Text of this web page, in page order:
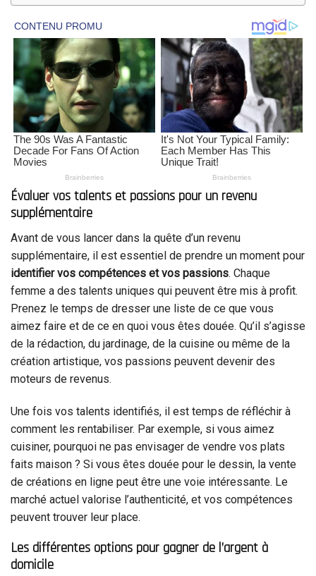
Évaluer vos talents et passions pour un revenu
supplémentaire
Avant de vous lancer dans la quête d’un revenu
supplémentaire, il est essentiel de prendre un moment pour
identifier vos compétences et vos passions. Chaque
femme a des talents uniques qui peuvent être mis à profit.
Prenez le temps de dresser une liste de ce que vous
aimez faire et de ce en quoi vous êtes douée. Qu’il s’agisse
de la rédaction, du jardinage, de la cuisine ou même de la
création artistique, vos passions peuvent devenir des
moteurs de revenus.
Une fois vos talents identifiés, il est temps de réfléchir à
comment les rentabiliser. Par exemple, si vous aimez
cuisiner, pourquoi ne pas envisager de vendre vos plats
faits maison ? Si vous êtes douée pour le dessin, la vente
de créations en ligne peut être une voie intéressante. Le
marché actuel valorise l’authenticité, et vos compétences
peuvent trouver leur place.
Les différentes options pour gagner de l’argent à
domicile